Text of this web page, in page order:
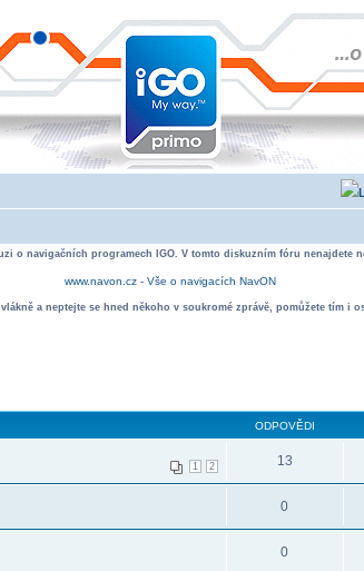
o navigačních programech IGO. V tomto diskuzním fóru nenajdete
www.navon.cz - Vše o navigacích NavON
a neptejte se hned někoho v soukromé zprávě, pomůžete tím i
ODPOVĚDI
1 2 13
0
0